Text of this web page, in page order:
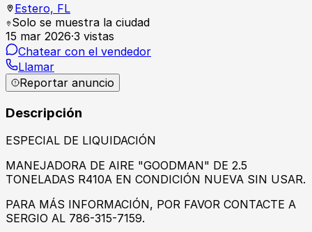
Estero, FL
Solo se muestra la ciudad
15 mar 2026·3 vistas
Chatear con el vendedor
Llamar
Reportar anuncio
Descripción
ESPECIAL DE LIQUIDACIÓN
MANEJADORA DE AIRE "GOODMAN" DE 2.5
TONELADAS R410A EN CONDICIÓN NUEVA SIN USAR.
PARA MÁS INFORMACIÓN, POR FAVOR CONTACTE A
SERGIO AL 786-315-7159.